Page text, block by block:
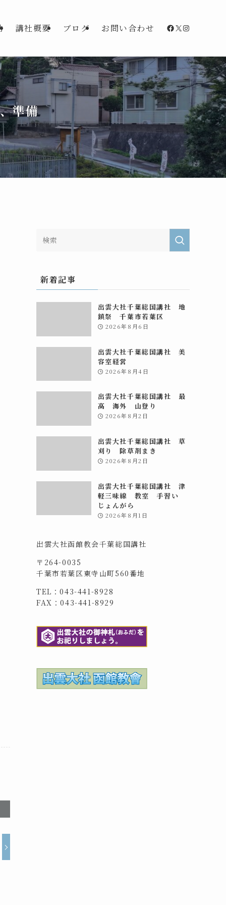
講社概要 ブログ お問い合わせ Facebook
X
準備
新着記事
出雲大社千葉総国講社 地
鎮祭 千葉市若葉区
2026年8月6日
出雲大社千葉総国講社 美
容室経営
2026年8月4日
出雲大社千葉総国講社 最
高 海外 山登り
2026年8月2日
出雲大社千葉総国講社 草
刈り 除草剤まき
2026年8月2日
出雲大社千葉総国講社 津
軽三味線 教室 手習い
じょんがら
2026年8月1日
出雲大社函館教会千葉総国講社
〒264-0035
千葉市若葉区東寺山町560番地
TEL：043-441-8928
FAX：043-441-8929